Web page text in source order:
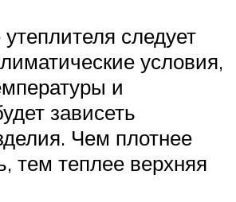
следует
условия,
и
зависеть
Чем плотнее
тем теплее верхняя